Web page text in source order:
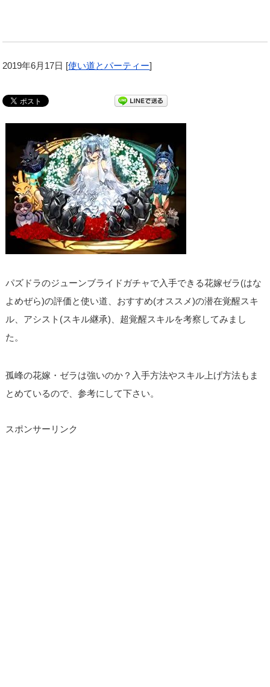
2019年6月17日 [使い道とパーティー]
パズドラのジューンブライドガチャで入手できる花嫁ゼラ(はな
よめぜら)の評価と使い道、おすすめ(オススメ)の潜在覚醒スキ
ル、アシスト(スキル継承)、超覚醒スキルを考察してみまし
た。
孤峰の花嫁・ゼラは強いのか？入手方法やスキル上げ方法もま
とめているので、参考にして下さい。
スポンサーリンク